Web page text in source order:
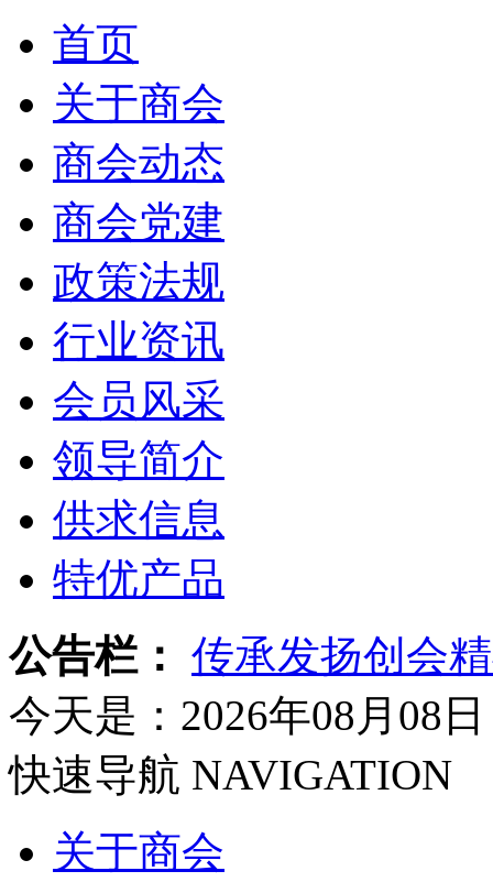
首页
关于商会
商会动态
商会党建
政策法规
行业资讯
会员风采
领导简介
供求信息
特优产品
公告栏： 传承发扬创会
今天是：2026年08月08日
快速导航 NAVIGATION
关于商会